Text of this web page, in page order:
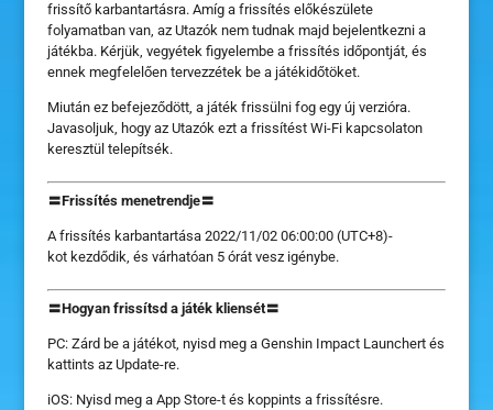
frissítő karbantartásra. Amíg a frissítés előkészülete
folyamatban van, az Utazók nem tudnak majd bejelentkezni a
játékba. Kérjük, vegyétek figyelembe a frissítés időpontját, és
ennek megfelelően tervezzétek be a játékidőtöket.
Miután ez befejeződött, a játék frissülni fog egy új verzióra.
Javasoljuk, hogy az Utazók ezt a frissítést Wi-Fi kapcsolaton
keresztül telepítsék.
〓Frissítés menetrendje〓
A frissítés karbantartása 2022/11/02 06:00:00 (UTC+8)-
kotkezdődik, és várhatóan 5 órát vesz igénybe.
〓Hogyan frissítsd a játék kliensét〓
PC: Zárd be a játékot, nyisd meg a Genshin Impact Launchert és
kattints az Update-re.
iOS: Nyisd meg a App Store-t és koppints a frissítésre.